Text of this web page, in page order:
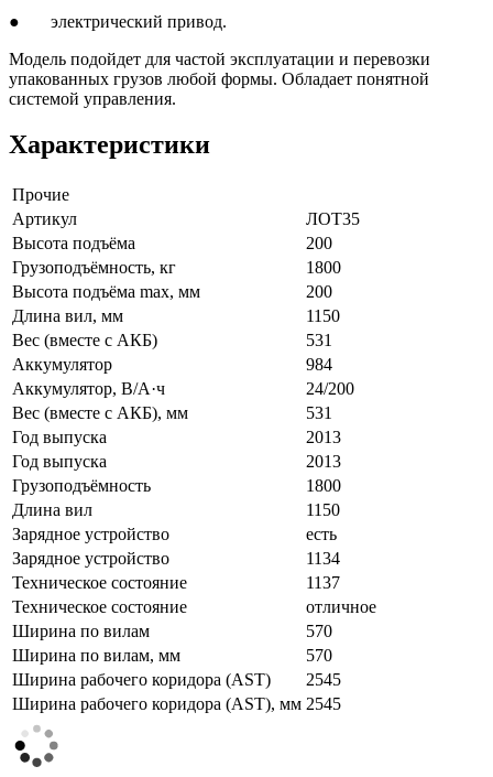
● электрический привод.
Модель подойдет для частой эксплуатации и перевозки
упакованных грузов любой формы. Обладает понятной
системой управления.
Характеристики
Прочие
Артикул
ЛОТ35
Высота подъёма
200
Грузоподъёмность, кг
1800
Высота подъёма max, мм
200
Длина вил, мм
1150
Вес (вместе с АКБ)
531
Аккумулятор
984
Аккумулятор, В/А·ч
24/200
Вес (вместе с АКБ), мм
531
Год выпуска
2013
Год выпуска
2013
Грузоподъёмность
1800
Длина вил
1150
Зарядное устройство
есть
Зарядное устройство
1134
Техническое состояние
1137
Техническое состояние
отличное
Ширина по вилам
570
Ширина по вилам, мм
570
Ширина рабочего коридора (AST)
2545
Ширина рабочего коридора (AST), мм 2545